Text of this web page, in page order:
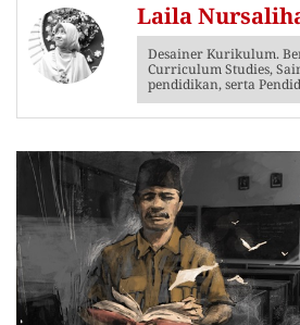
Laila
Desainer Kurikulum.
Curriculum Studies,
pendidikan, serta